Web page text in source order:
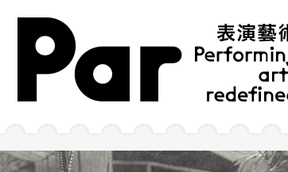
跳到主要內容區塊
網站導覽